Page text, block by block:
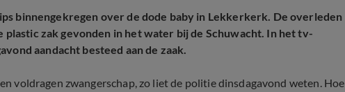
binnengekregen over de dode baby in Lekkerkerk. De overleden
zak gevonden in het water bij de Schuwacht. In het tv-
aandacht besteed aan de zaak.
voldragen zwangerschap, zo liet de politie dinsdagavond weten. Hoe